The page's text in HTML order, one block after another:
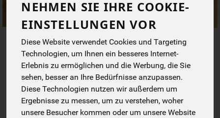
NEHMEN SIE IHRE COOKIE-
EINSTELLUNGEN VOR
Diese Website verwendet Cookies und Targeting
Technologien, um Ihnen ein besseres Internet-
Erlebnis zu ermöglichen und die Werbung, die Sie
sehen, besser an Ihre Bedürfnisse anzupassen.
Diese Technologien nutzen wir außerdem um
Ergebnisse zu messen, um zu verstehen, woher
unsere Besucher kommen oder um unsere Website
Paprika
2,29 € *
/ 80 g
1 * 80 g (28,63 € / 1 kg)
80 g
Anzahl
Streichfett 75%
2,39 € *
/ 200 g
1 * 200 g (11,95 € / kg)
200 g
Anzahl